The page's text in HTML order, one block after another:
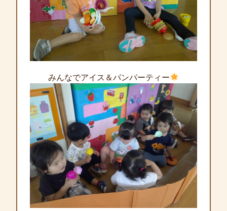
みんなでアイス＆パンパーティー